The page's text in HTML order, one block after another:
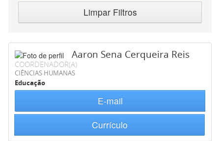
Limpar Filtros
Aaron Sena Cerqueira Reis
COORDENADOR(A)
CIÊNCIAS HUMANAS
Educação
E-mail
Currículo